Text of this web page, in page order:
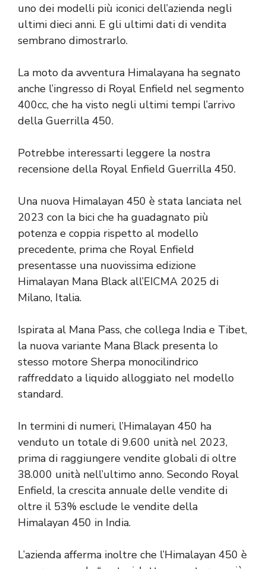
uno dei modelli più iconici dell’azienda negli
ultimi dieci anni. E gli ultimi dati di vendita
sembrano dimostrarlo.
La moto da avventura Himalayana ha segnato
anche l’ingresso di Royal Enfield nel segmento
400cc, che ha visto negli ultimi tempi l’arrivo
della Guerrilla 450.
Potrebbe interessarti leggere la nostra
recensione della Royal Enfield Guerrilla 450.
Una nuova Himalayan 450 è stata lanciata nel
2023 con la bici che ha guadagnato più
potenza e coppia rispetto al modello
precedente, prima che Royal Enfield
presentasse una nuovissima edizione
Himalayan Mana Black all’EICMA 2025 di
Milano, Italia.
Ispirata al Mana Pass, che collega India e Tibet,
la nuova variante Mana Black presenta lo
stesso motore Sherpa monocilindrico
raffreddato a liquido alloggiato nel modello
standard.
In termini di numeri, l’Himalayan 450 ha
venduto un totale di 9.600 unità nel 2023,
prima di raggiungere vendite globali di oltre
38.000 unità nell’ultimo anno. Secondo Royal
Enfield, la crescita annuale delle vendite di
oltre il 53% esclude le vendite della
Himalayan 450 in India.
L’azienda afferma inoltre che l’Himalayan 450 è